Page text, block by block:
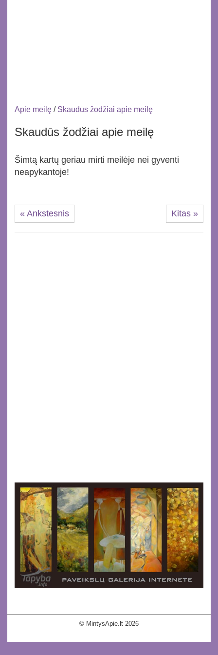
Apie meilę / Skaudūs žodžiai apie meilę
Skaudūs žodžiai apie meilę
Šimtą kartų geriau mirti meilėje nei gyventi
neapykantoje!
« Ankstesnis Kitas »
© MintysApie.lt 2026